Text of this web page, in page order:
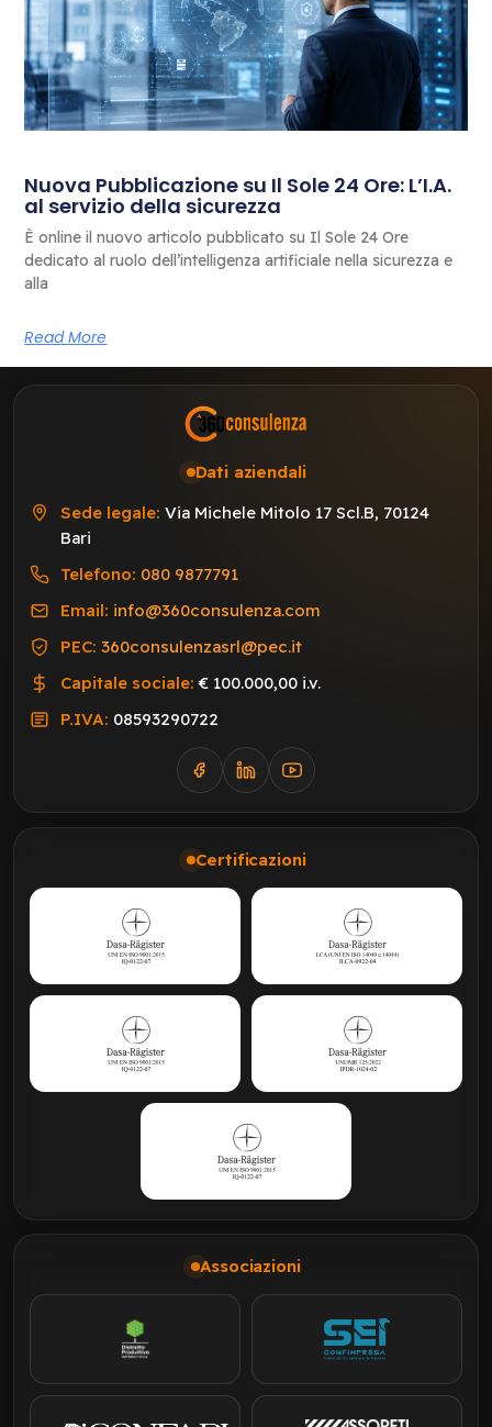
Nuova Pubblicazione su Il Sole 24 Ore: L’I.A.
al servizio della sicurezza
È online il nuovo articolo pubblicato su Il Sole 24 Ore
dedicato al ruolo dell’intelligenza artificiale nella sicurezza e
alla
Read More
Dati aziendali
Sede legale: Via Michele Mitolo 17 Scl.B, 70124
Bari
Telefono: 080 9877791
Email: info@360consulenza.com
PEC: 360consulenzasrl@pec.it
Capitale sociale: € 100.000,00 i.v.
P.IVA: 08593290722
Certificazioni
Associazioni